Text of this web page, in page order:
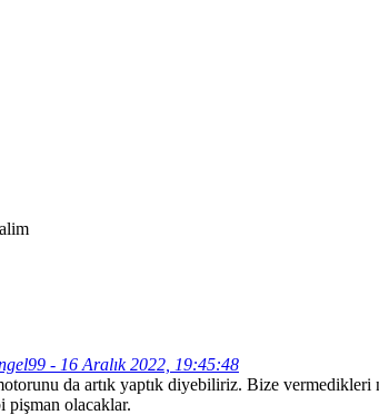
- 16 Aralık 2022, 19:45:48
da artık yaptık diyebiliriz. Bize
pişman olacaklar.